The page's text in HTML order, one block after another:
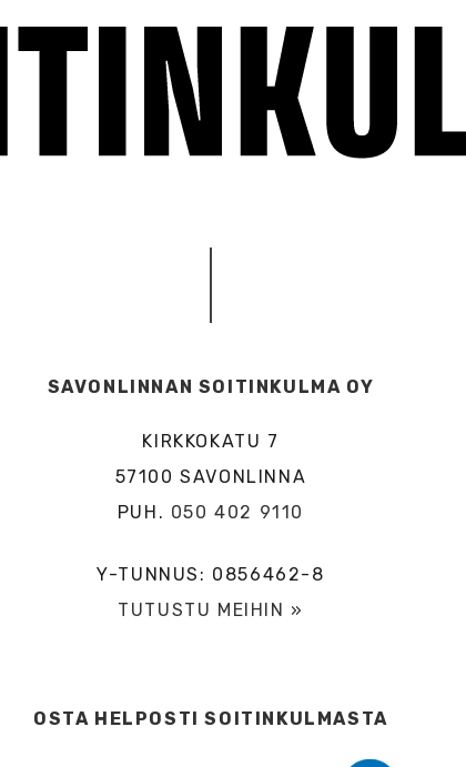
SAVONLINNAN SOITINKULMA OY
KIRKKOKATU 7
57100 SAVONLINNA
PUH. 050 402 9110
Y-TUNNUS: 0856462-8
TUTUSTU MEIHIN »
OSTA HELPOSTI SOITINKULMASTA